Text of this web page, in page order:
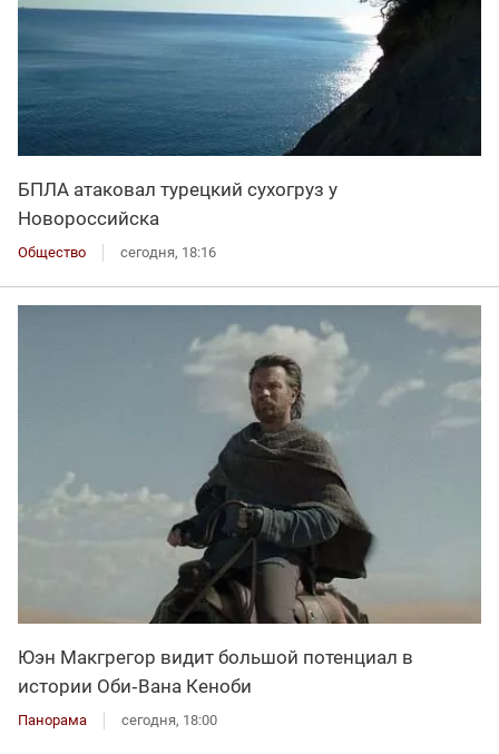
БПЛА атаковал турецкий сухогруз у
Новороссийска
Общество сегодня, 18:16
Юэн Макгрегор видит большой потенциал в
истории Оби‑Вана Кеноби
Панорама сегодня, 18:00